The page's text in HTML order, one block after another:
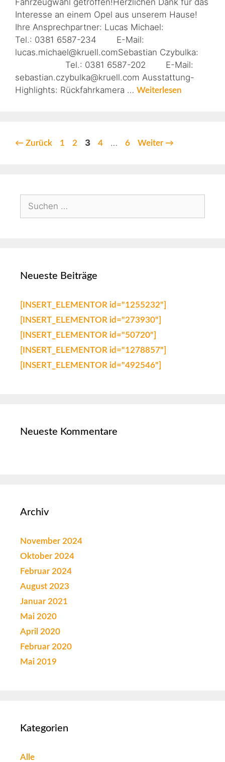
Fahrzeugwahl getroffen!Herzlichen Dank für das
Interesse an einem Opel aus unserem Hause!
Ihre Ansprechpartner: Lucas Michael:
Tel.: 0381 6587-234 E-Mail:
lucas.michael@kruell.comSebastian Czybulka:
Tel.: 0381 6587-202 E-Mail:
sebastian.czybulka@kruell.com Ausstattung-
Highlights: Rückfahrkamera … Weiterlesen
← Zurück 1 2 3 4 … 6 Weiter →
Neueste Beiträge
[INSERT_ELEMENTOR id="1255232"]
[INSERT_ELEMENTOR id="273930"]
[INSERT_ELEMENTOR id="50720"]
[INSERT_ELEMENTOR id="1278857"]
[INSERT_ELEMENTOR id="492546"]
Neueste Kommentare
Archiv
November 2024
Oktober 2024
Februar 2024
August 2023
Januar 2021
Mai 2020
April 2020
Februar 2020
Mai 2019
Kategorien
Alle